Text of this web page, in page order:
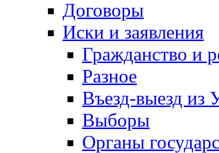
Договоры
Иски и заявления
Гражданство и
Разное
Въезд-выезд из
Выборы
Органы